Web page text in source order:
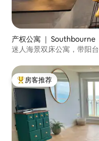
产权公寓 ｜ Southbourne
迷人海景双床公寓，带阳台
热门「房客推荐」
房客推荐